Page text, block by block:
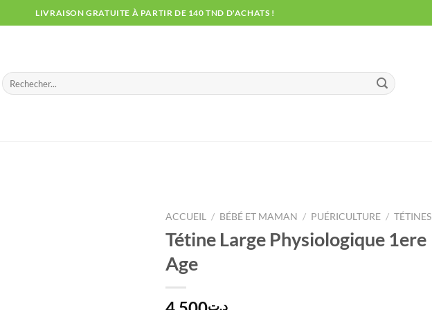
LIVRAISON GRATUITE À PARTIR DE 140 TND D'ACHATS !
Recherche
pour :
ACCUEIL / BÉBÉ ET MAMAN / PUÉRICULTURE / TÉTINES
Tétine Large Physiologique 1ere
Age
د.ت